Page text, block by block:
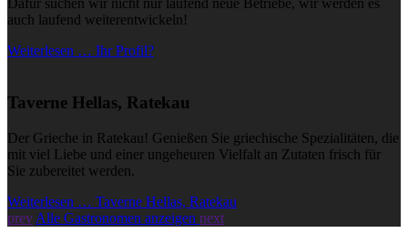
Dafür suchen wir nicht nur laufend neue Betriebe, wir werden es
auch laufend weiterentwickeln!
Weiterlesen … Ihr Profil?
Taverne Hellas, Ratekau
Der Grieche in Ratekau! Genießen Sie griechische Spezialitäten, die
mit viel Liebe und einer ungeheuren Vielfalt an Zutaten frisch für
Sie zubereitet werden.
Weiterlesen … Taverne Hellas, Ratekau
prev Alle Gastronomen anzeigen next